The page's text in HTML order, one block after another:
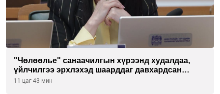
"Чөлөөлье" санаачилгын хүрээнд худалдаа,
үйлчилгээ эрхлэхэд шаарддаг давхардсан
бүртгэлийг хүчингүй болгох тогтоолын төслийг
11 цаг 43 мин